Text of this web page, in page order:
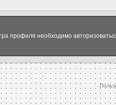
профиля необходимо